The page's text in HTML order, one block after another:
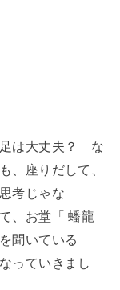
足は大丈夫？ な
、座りだして、
考じゃな
、お堂「 蟠龍
聞いている
っていきまし